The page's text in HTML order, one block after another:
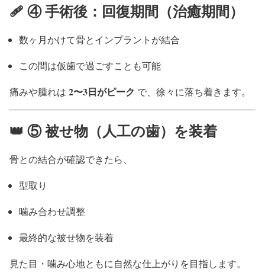
🩹 ④ 手術後：回復期間（治癒期間）
数ヶ月かけて骨とインプラントが結合
この間は仮歯で過ごすことも可能
痛みや腫れは 2〜3日がピーク で、徐々に落ち着きます。
👑 ⑤ 被せ物（人工の歯）を装着
骨との結合が確認できたら、
型取り
噛み合わせ調整
最終的な被せ物を装着
見た目・噛み心地ともに自然な仕上がりを目指します。